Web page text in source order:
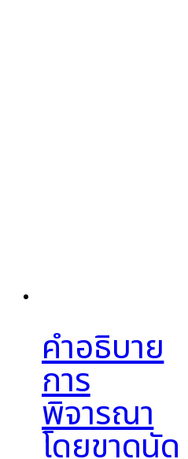
คำอธิบาย
การ
พิจารณา
โดยขาดนัด